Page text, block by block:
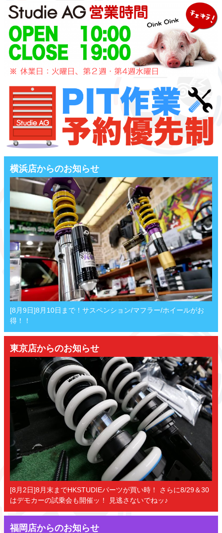
横浜店からのお知らせ
[8月9日]8月10日まで！サスペンション/マフラー/ホイールがお
得！！
東京店からのお知らせ
[8月2日]8月末までHKSTUDIEパーツが買い時！ さらに8/29＆30
はデモカーの試乗会も開催ッ！ 見逃さないでねッ♪
福岡店からのお知らせ